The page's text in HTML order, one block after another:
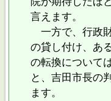
言えます。
一方で、行政
の貸し付け、あ
の転換について
と、吉田市長の
ます。